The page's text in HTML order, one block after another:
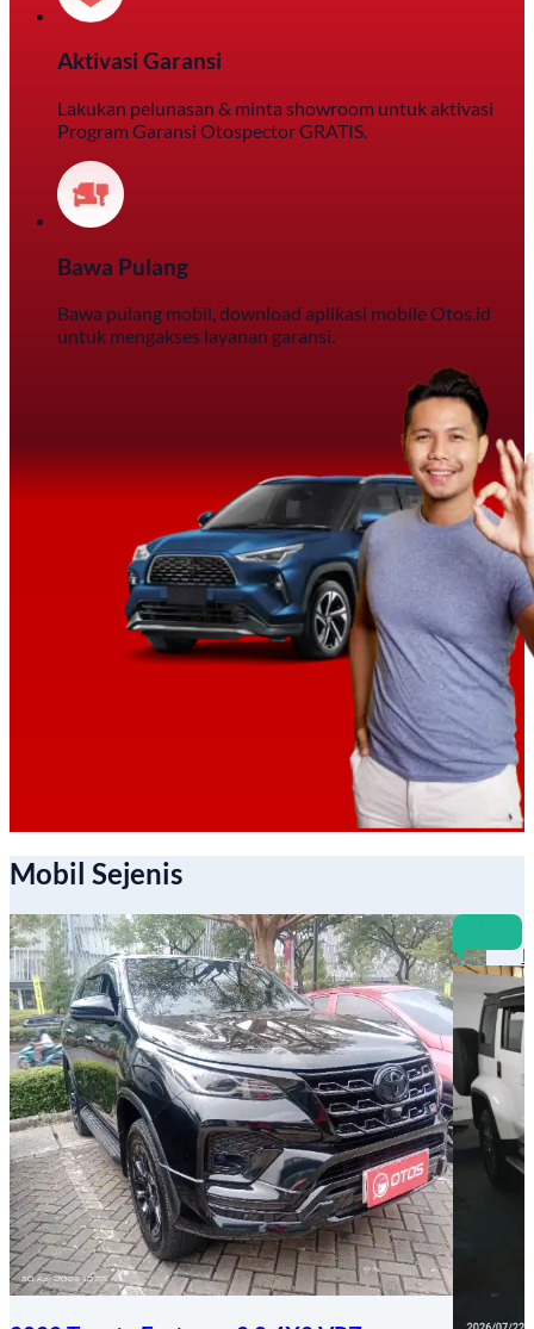
Aktivasi Garansi
Lakukan pelunasan & minta showroom untuk aktivasi
Program Garansi Otospector GRATIS.
Bawa Pulang
Bawa pulang mobil, download aplikasi mobile Otos.id
untuk mengakses layanan garansi.
Mobil Sejenis